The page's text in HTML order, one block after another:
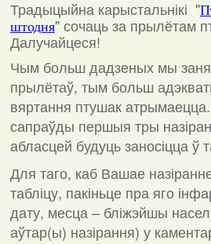
Традыцыйна карыстальнікі "
штодня"сочаць за прылётам
Далучайцеся!
Чым больш дадзеных мы
прылётаў, тым больш
вяртання птушак атрымаецца.
сапраўды першыя тры
абласцей будуць заносіцца ў
Для таго, каб Вашае
табліцу, пакіньце пра яго
дату, месца – бліжэйшы
аўтар(ы) назірання) у